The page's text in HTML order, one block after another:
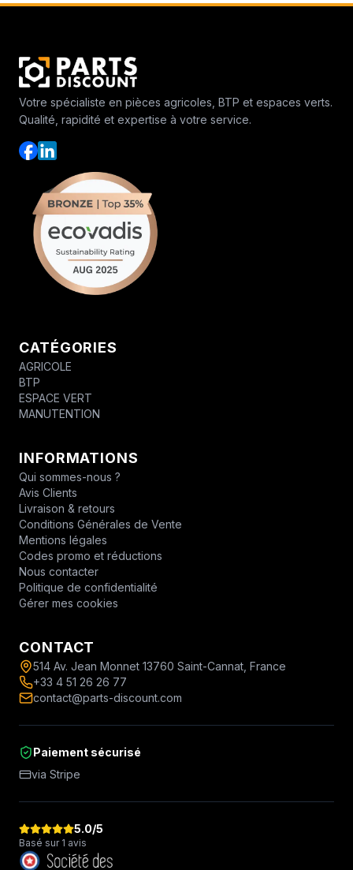
Votre spécialiste en pièces agricoles, BTP et espaces verts.
Qualité, rapidité et expertise à votre service.
CATÉGORIES
AGRICOLE
BTP
ESPACE VERT
MANUTENTION
INFORMATIONS
Qui sommes-nous ?
Avis Clients
Livraison & retours
Conditions Générales de Vente
Mentions légales
Codes promo et réductions
Nous contacter
Politique de confidentialité
Gérer mes cookies
CONTACT
514 Av. Jean Monnet 13760 Saint-Cannat, France
+33 4 51 26 26 77
contact@parts-discount.com
Paiement sécurisé
via Stripe
5.0/5
Basé sur 1 avis